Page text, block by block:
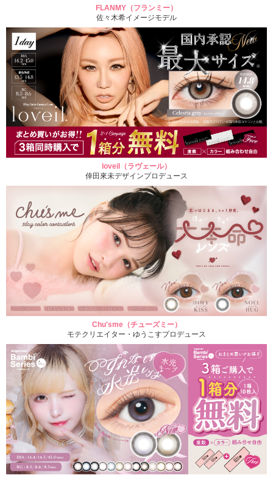
FLANMY（フランミー）
佐々木希イメージモデル
loveil（ラヴェール）
倖田來未デザインプロデュース
Chu'sme（チューズミー）
モテクリエイター・ゆうこすプロデュース